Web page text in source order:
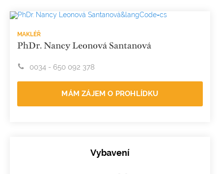
MAKLÉŘ
PhDr. Nancy Leonová Santanová
0034 - 650 092 378
MÁM ZÁJEM O PROHLÍDKU
Vybavení